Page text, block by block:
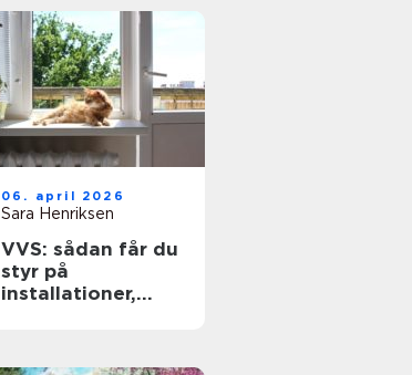
06. april 2026
Sara Henriksen
VVS: sådan får du
styr på
installationer,